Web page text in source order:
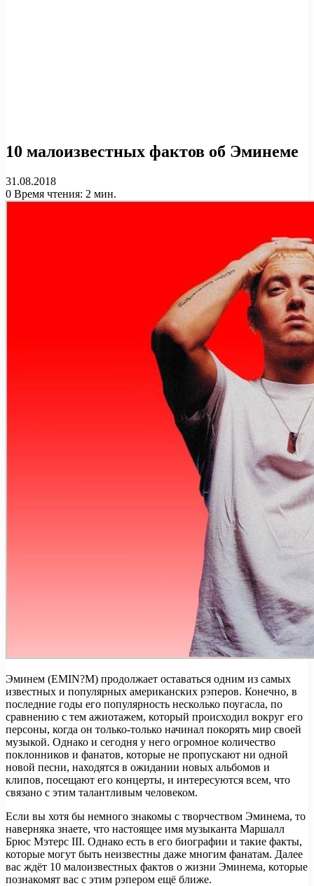
10 малоизвестных фактов об Эминеме
31.08.2018
0 Время чтения: 2 мин.
Эминем (EMIN?M) продолжает оставаться одним из самых
известных и популярных американских рэперов. Конечно, в
последние годы его популярность несколько поугасла, по
сравнению с тем ажиотажем, который происходил вокруг его
персоны, когда он только-только начинал покорять мир своей
музыкой. Однако и сегодня у него огромное количество
поклонников и фанатов, которые не пропускают ни одной
новой песни, находятся в ожидании новых альбомов и
клипов, посещают его концерты, и интересуются всем, что
связано с этим талантливым человеком.
Если вы хотя бы немного знакомы с творчеством Эминема, то
наверняка знаете, что настоящее имя музыканта Маршалл
Брюс Мэтерс III. Однако есть в его биографии и такие факты,
которые могут быть неизвестны даже многим фанатам. Далее
вас ждёт 10 малоизвестных фактов о жизни Эминема, которые
познакомят вас с этим рэпером ещё ближе.